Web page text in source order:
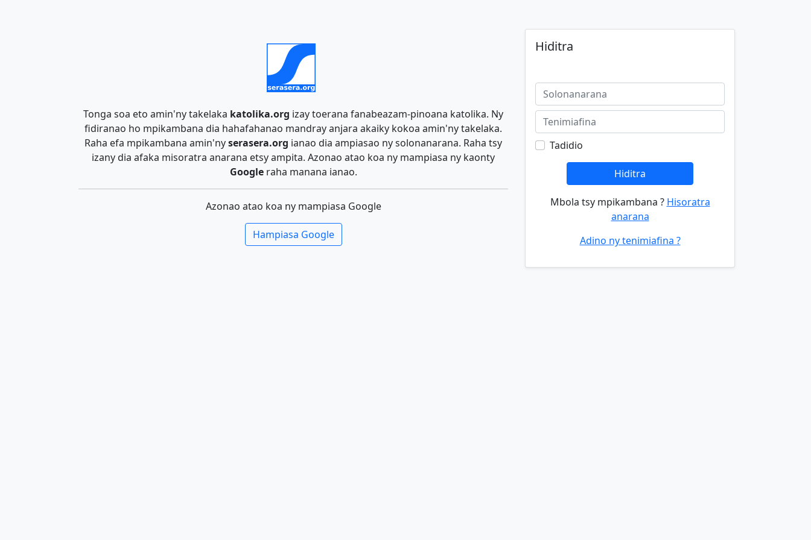
Tonga soa eto amin'ny takelaka katolika.org izay toerana fanabeazam-pinoana katolika. Ny
fidiranao ho mpikambana dia hahafahanao mandray anjara akaiky kokoa amin'ny takelaka.
Raha efa mpikambana amin'nyserasera.org ianao dia ampiasao ny solonanarana. Raha tsy
izany dia afaka misoratra anarana etsy ampita. Azonao atao koa ny mampiasa ny kaonty
Googleraha manana ianao.
Azonao atao koa ny mampiasa Google
Hampiasa Google
Hiditra
Tadidio
Hiditra
Mbola tsy mpikambana ? Hisoratra
anarana
Adino ny tenimiafina ?